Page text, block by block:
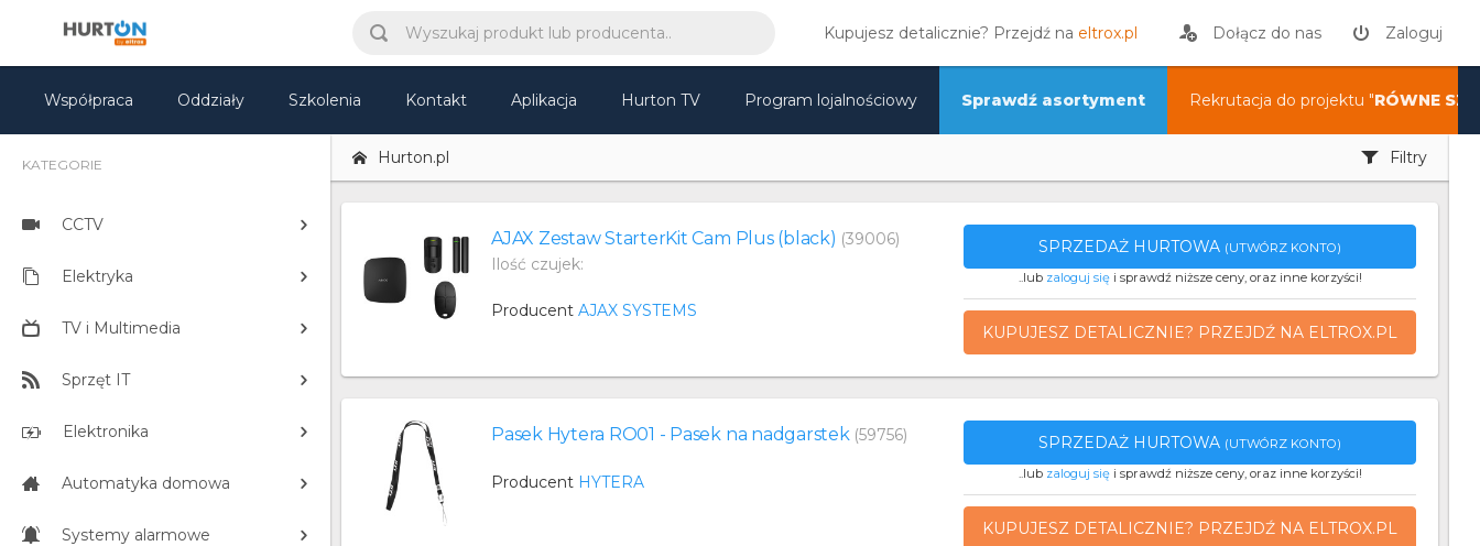
Kupujesz detalicznie? Przejdź na eltrox.pl Dołącz do nas Zaloguj
Współpraca Oddziały Szkolenia Kontakt Aplikacja Hurton TV Program lojalnościowy Sprawdź asortyment Rekrutacja do projektu "RÓWNE
KATEGORIE
CCTV
Elektryka
TV i Multimedia
Sprzęt IT
Elektronika
Automatyka domowa
Systemy alarmowe
Hurton.pl Filtry
AJAX Zestaw StarterKit Cam Plus (black) (39006)
Ilość czujek:
Producent AJAX SYSTEMS
SPRZEDAŻ HURTOWA (UTWÓRZ KONTO)
..lub zaloguj sięi sprawdź niższe ceny, oraz inne korzyści!
KUPUJESZ DETALICZNIE? PRZEJDŹ NA ELTROX.PL
Pasek Hytera RO01 - Pasek na nadgarstek (59756)
Producent HYTERA
SPRZEDAŻ HURTOWA (UTWÓRZ KONTO)
..lub zaloguj sięi sprawdź niższe ceny, oraz inne korzyści!
KUPUJESZ DETALICZNIE? PRZEJDŹ NA ELTROX.PL